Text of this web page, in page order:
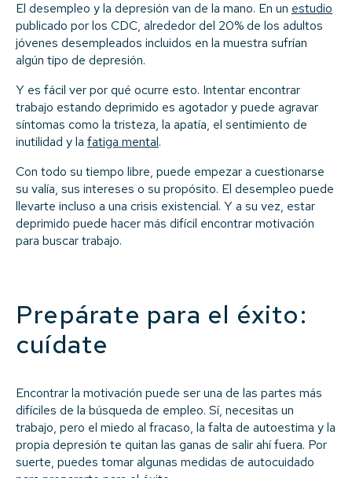
El desempleo y la depresión van de la mano. En un estudio
publicado por los CDC, alrededor del 20% de los adultos
jóvenes desempleados incluidos en la muestra sufrían
algún tipo de depresión.
Y es fácil ver por qué ocurre esto. Intentar encontrar
trabajo estando deprimido es agotador y puede agravar
síntomas como la tristeza, la apatía, el sentimiento de
inutilidad y la fatiga mental.
Con todo su tiempo libre, puede empezar a cuestionarse
su valía, sus intereses o su propósito. El desempleo puede
llevarte incluso a una crisis existencial. Y a su vez, estar
deprimido puede hacer más difícil encontrar motivación
para buscar trabajo.
Prepárate para el éxito:
cuídate
Encontrar la motivación puede ser una de las partes más
difíciles de la búsqueda de empleo. Sí, necesitas un
trabajo, pero el miedo al fracaso, la falta de autoestima y la
propia depresión te quitan las ganas de salir ahí fuera. Por
suerte, puedes tomar algunas medidas de autocuidado